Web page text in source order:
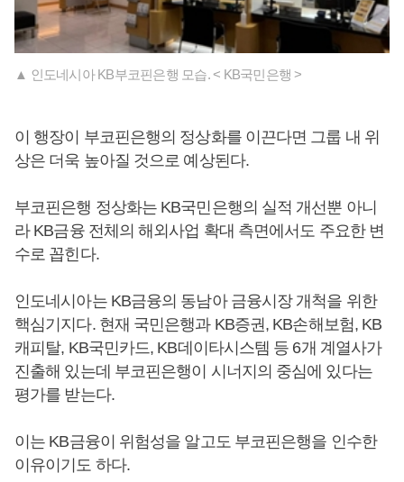
▲ 인도네시아 KB부코핀은행 모습. < KB국민은행 >
이 행장이 부코핀은행의 정상화를 이끈다면 그룹 내 위
상은 더욱 높아질 것으로 예상된다.
부코핀은행 정상화는 KB국민은행의 실적 개선뿐 아니
라 KB금융 전체의 해외사업 확대 측면에서도 주요한 변
수로 꼽힌다.
인도네시아는 KB금융의 동남아 금융시장 개척을 위한
핵심기지다. 현재 국민은행과 KB증권, KB손해보험, KB
캐피탈, KB국민카드, KB데이타시스템 등 6개 계열사가
진출해 있는데 부코핀은행이 시너지의 중심에 있다는
평가를 받는다.
이는 KB금융이 위험성을 알고도 부코핀은행을 인수한
이유이기도 하다.